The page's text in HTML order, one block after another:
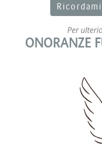
Per
ONORANZE